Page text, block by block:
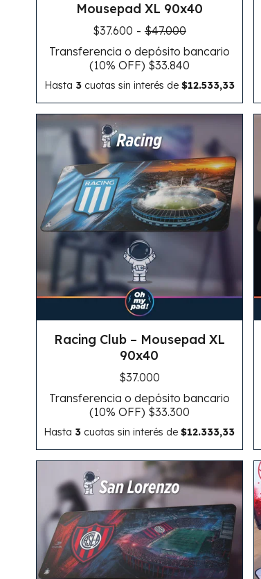
Mousepad XL 90x40
$37.600 - $47.000
Transferencia o depósito bancario
(10% OFF) $33.840
Hasta 3cuotas sin interés de $12.533,33
Racing Club – Mousepad XL
90x40
$37.000
Transferencia o depósito bancario
(10% OFF) $33.300
Hasta 3 cuotas sin interés de$12.333,33